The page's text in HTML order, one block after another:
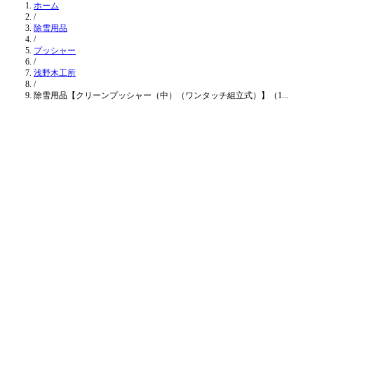
ホーム
/
除雪用品
/
プッシャー
/
浅野木工所
/
除雪用品【クリーンプッシャー（中）（ワンタッチ組立式）】（1...